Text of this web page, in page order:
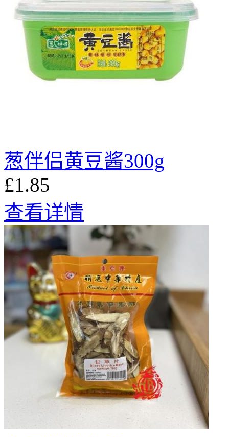
葱伴侣黄豆酱300g
£1.85
查看详情